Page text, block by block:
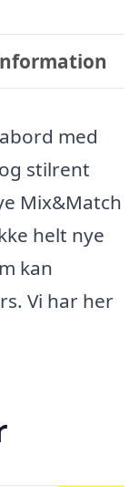
med
stilrent
Mix&Match
helt nye
kan
Vi har her